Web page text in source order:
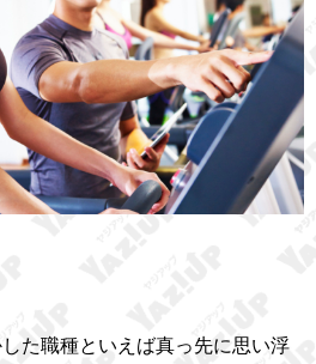
た職種といえば真っ先に思い浮